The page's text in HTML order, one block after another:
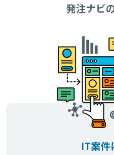
発注ナビ
IT案件